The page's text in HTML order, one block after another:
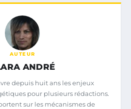
AUTEUR
ANDRÉ
depuis huit ans les enjeux
pour plusieurs rédactions.
sur les mécanismes de